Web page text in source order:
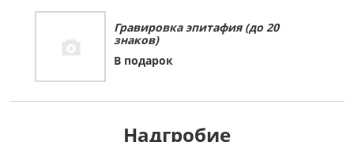
Гравировка эпитафия (до 20
знаков)
В подарок
Надгробие